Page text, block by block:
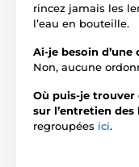
rincez jamais les
l’eau en bouteille.
Ai-je besoin
Non, aucune
Où puis-je
sur l’entretien des
regroupées ici.